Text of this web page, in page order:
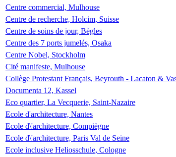
Centre commercial, Mulhouse
Centre de recherche, Holcim, Suisse
Centre de soins de jour, Bègles
Centre des 7 ports jumelés, Osaka
Centre Nobel, Stockholm
Cité manifeste, Mulhouse
Collège Protestant Français, Beyrouth - Lacaton &
Documenta 12, Kassel
Eco quartier, La Vecquerie, Saint-Nazaire
Ecole d'architecture, Nantes
Ecole d\'architecture, Compiègne
Ecole d\'architecture, Paris Val de Seine
Ecole inclusive Heliosschule, Cologne